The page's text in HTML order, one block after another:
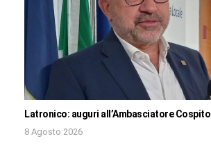
Latronico: auguri all’Ambasciatore Cospito
8 Agosto 2026